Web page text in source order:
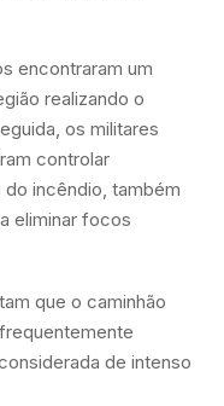
encontraram um
realizando o
os militares
controlar
incêndio, também
eliminar focos
que o caminhão
de intenso